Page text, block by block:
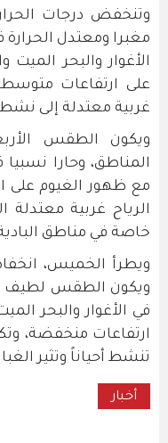
وتنخفض درجات
مغبرا ومعتدل الحرارة
الأغوار والبحر
على ارتفاعات
غربية معتدلة إلى
ويكون الطقس
المناطق، وحارا نسبيا
مع ظهور الغيوم على
الرياح غربية معتدلة
خاصة في مناطق
ويطرأ الخميس،
ويكون الطقس لطيف
في الأغوار والبحر
ارتفاعات منخفضة،
تنشط أحياناً وتثير
أخبار